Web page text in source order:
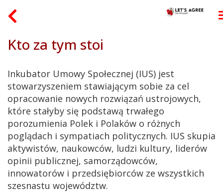
Kto za tym stoi
Inkubator Umowy Społecznej (IUS) jest
stowarzyszeniem stawiającym sobie za cel
opracowanie nowych rozwiązań ustrojowych,
które stałyby się podstawą trwałego
porozumienia Polek i Polaków o różnych
poglądach i sympatiach politycznych. IUS skupia
aktywistów, naukowców, ludzi kultury, liderów
opinii publicznej, samorządowców,
innowatorów i przedsiębiorców ze wszystkich
szesnastu województw.